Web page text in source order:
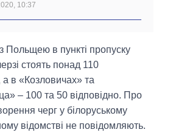
10:37
Польщею в пункті пропуску
стоять понад 110
а в «Козловичах» та
– 100 та 50 відповідно. Про
черг у білоруському
відомстві не повідомляють.